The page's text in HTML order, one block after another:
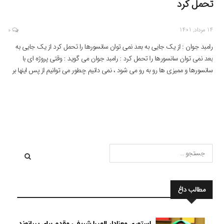
تحمل کرد
14 مرداد, 1401 0
رامبد جوان : از یک جایی به بعد نمی توان سانسورها را تحمل کرد از یک جایی به
بعد نمی توان سانسورها را تحمل کرد : رامبد جوان می گوید : وقتی پروژه ای با
سانسورها و ممیزی ها رو به رو می شود ، نمی دانیم چطور می توانیم از پس اینها بر
مطالب داغ